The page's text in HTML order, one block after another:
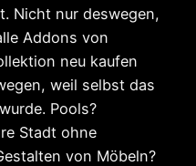
Nicht nur deswegen,
Addons von
neu kaufen
weil selbst das
Pools?
Stadt ohne
von Möbeln?